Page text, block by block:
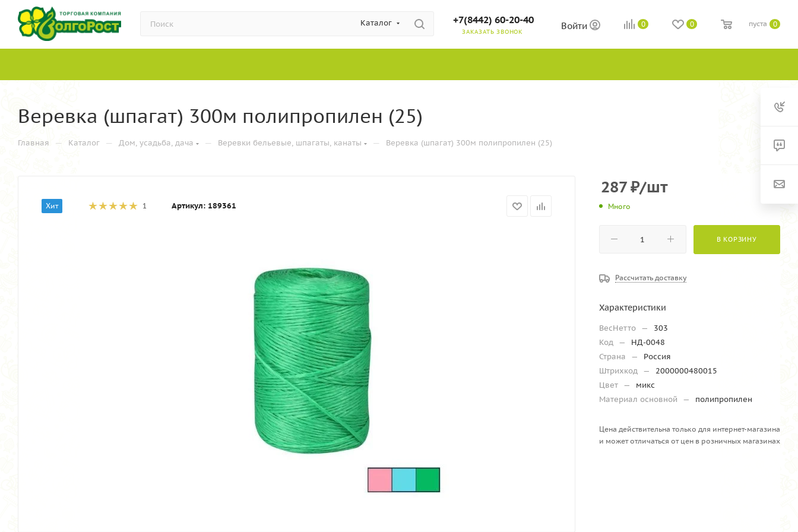
Каталог +7(8442) 60-20-40
ЗАКАЗАТЬ ЗВОНОК
Войти 0 0 0
пуста
Веревка (шпагат) 300м полипропилен (25)
Главная — Каталог — Дом, усадьба, дача — Веревки бельевые, шпагаты, канаты — Веревка (шпагат) 300м полипропилен (25)
Хит 1 Артикул: 189361
287₽/шт
Много
В КОРЗИНУ
Рассчитать доставку
Характеристики
ВесНетто —
303
Код —
НД-0048
Страна
—
Россия
Штрихкод —
2000000480015
Цвет —
микс
Материал основной
— полипропилен
Цена действительна только для интернет-магазина
и может отличаться от цен в розничных магазинах